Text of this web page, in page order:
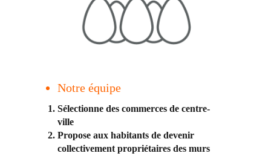
Notre équipe
Sélectionne des commerces de centre-
ville
Propose aux habitants de devenir
collectivement propriétaires des murs